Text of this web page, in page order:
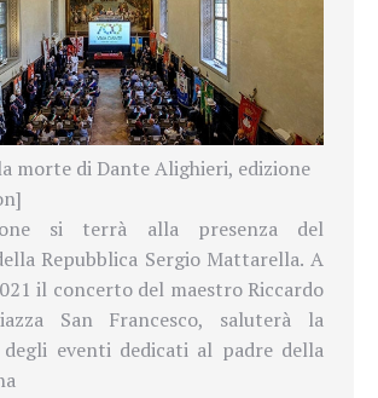
morte di Dante Alighieri, edizione
si terrà alla presenza del
Repubblica Sergio Mattarella. A
il concerto del maestro Riccardo
San Francesco, saluterà la
degli eventi dedicati al padre della